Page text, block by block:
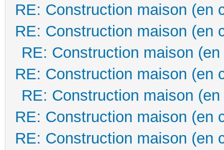
RE: Construction maison (en
RE: Construction maison (en
RE: Construction maison
RE: Construction maison (en
RE: Construction maison
RE: Construction maison (en
RE: Construction maison (en